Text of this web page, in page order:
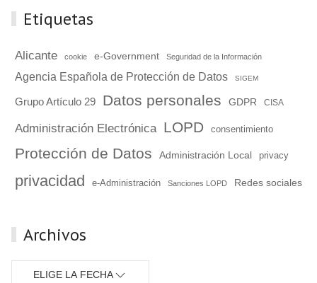
Etiquetas
Alicante cookie e-Government Seguridad de la Información
Agencia Española de Protección de Datos SIGEM
Grupo Artículo 29 Datos personales GDPR CISA
Administración Electrónica LOPD consentimiento
Protección de Datos Administración Local privacy
privacidad e-Administración Sanciones LOPD Redes sociales
Archivos
ELIGE LA FECHA